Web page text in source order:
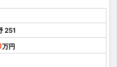
251